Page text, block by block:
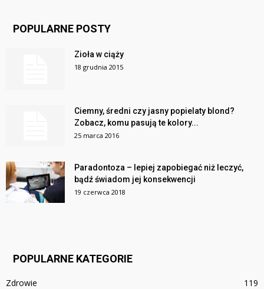
POPULARNE POSTY
Zioła w ciąży
18 grudnia 2015
Ciemny, średni czy jasny popielaty blond?
Zobacz, komu pasują te kolory...
25 marca 2016
Paradontoza – lepiej zapobiegać niż leczyć,
bądź świadom jej konsekwencji
19 czerwca 2018
POPULARNE KATEGORIE
Zdrowie
119